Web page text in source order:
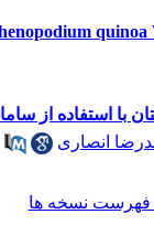
انصاری
فهرست نسخه ها